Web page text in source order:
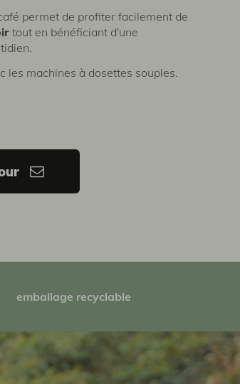
permet de profiter facilement de
tout en bénéficiant d'une
les machines à dosettes souples.
emballage recyclable